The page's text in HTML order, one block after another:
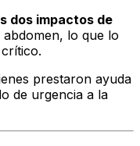
dos impactos de
lo que lo
prestaron ayuda
de urgencia a la